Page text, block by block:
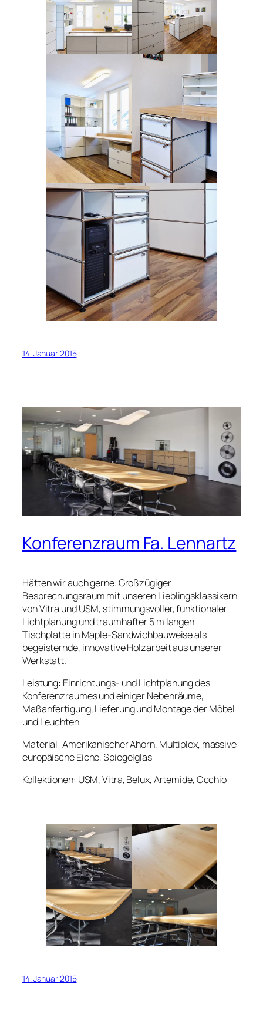
14. Januar 2015
Konferenzraum Fa. Lennartz
Hätten wir auch gerne. Großzügiger
Besprechungsraum mit unseren Lieblingsklassikern
von Vitra und USM, stimmungsvoller, funktionaler
Lichtplanung und traumhafter 5 m langen
Tischplatte in Maple-Sandwichbauweise als
begeisternde, innovative Holzarbeit aus unserer
Werkstatt.
Leistung: Einrichtungs- und Lichtplanung des
Konferenzraumes und einiger Nebenräume,
Maßanfertigung, Lieferung und Montage der Möbel
und Leuchten
Material: Amerikanischer Ahorn, Multiplex, massive
europäische Eiche, Spiegelglas
Kollektionen: USM, Vitra, Belux, Artemide, Occhio
14. Januar 2015